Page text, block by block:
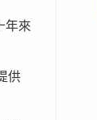
年來
供